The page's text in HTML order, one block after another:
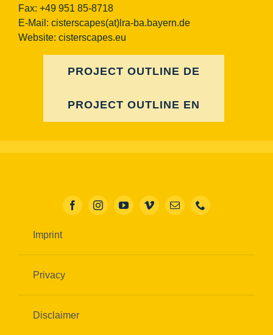
Fax: +49 951 85-8718
E-Mail: cisterscapes(at)lra-ba.bayern.de
Website: cisterscapes.eu
PROJECT OUTLINE DE
PROJECT OUTLINE EN
Imprint
Privacy
Disclaimer